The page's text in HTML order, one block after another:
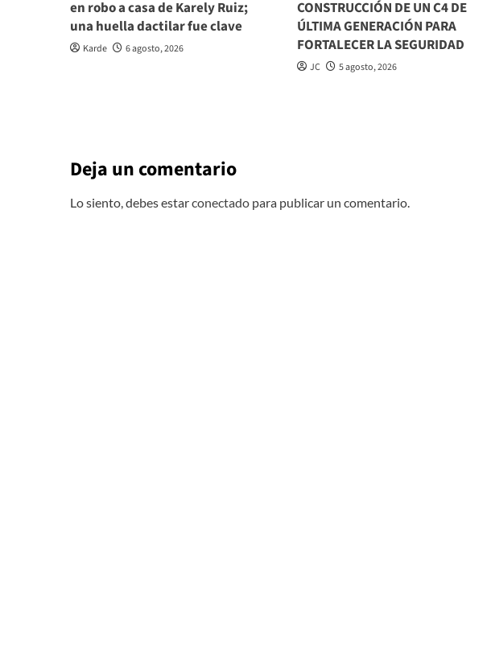
en robo a casa de Karely Ruiz;
una huella dactilar fue clave
Karde 6 agosto, 2026
CONSTRUCCIÓN DE UN C4 DE
ÚLTIMA GENERACIÓN PARA
FORTALECER LA SEGURIDAD
JC 5 agosto, 2026
Deja un comentario
Lo siento, debes estarconectado para publicar un comentario.